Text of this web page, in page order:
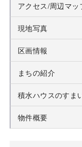
アクセス/周辺マッ
現地写真
区画情報
まちの紹介
積水ハウスのすま
物件概要